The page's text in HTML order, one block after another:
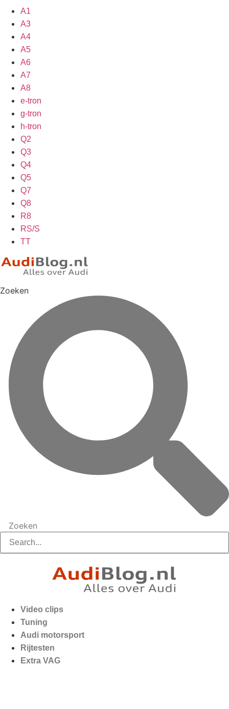
A1
A3
A4
A5
A6
A7
A8
e-tron
g-tron
h-tron
Q2
Q3
Q4
Q5
Q7
Q8
R8
RS/S
TT
Zoeken
Zoeken
Video clips
Tuning
Audi motorsport
Rijtesten
Extra VAG